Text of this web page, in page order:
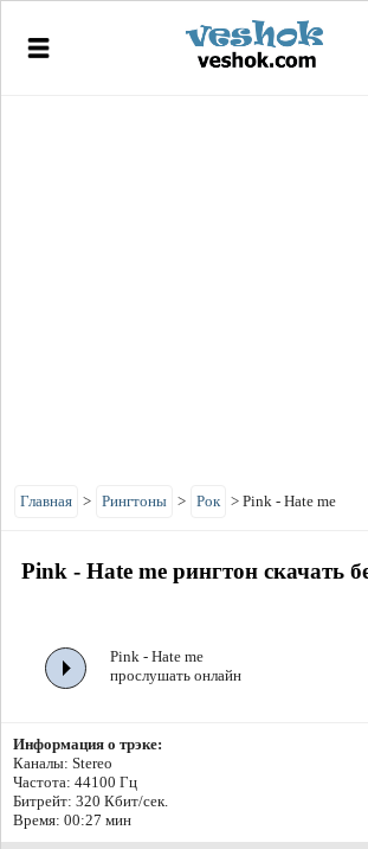
Главная > Рингтоны > Рок > Pink - Hate me
Pink - Hate me рингтон скачать
Pink - Hate me
прослушать онлайн
Информация о трэке:
Каналы: Stereo
Частота: 44100 Гц
Битрейт: 320 Кбит/сек.
Время: 00:27 мин